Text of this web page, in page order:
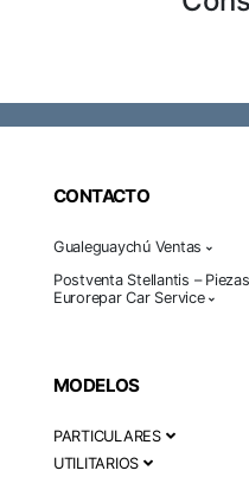
CONTACTO
Gualeguaychú Ventas
Postventa Stellantis –
Eurorepar Car Service
MODELOS
PARTICULARES
UTILITARIOS